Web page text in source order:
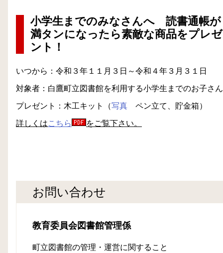
小学生までのみなさんへ 読書通帳が
満タンになったら素敵な商品をプレゼ
ント！
いつから：令和３年１１月３日～令和４年３月３１日
対象者：白鷹町立図書館を利用する小学生までのお子さん
プレゼント：木工キット（写真 ペン立て、貯金箱）
詳しくはこちら をご覧下さい。
お問い合わせ
教育委員会図書館管理係
町立図書館の管理・運営に関すること